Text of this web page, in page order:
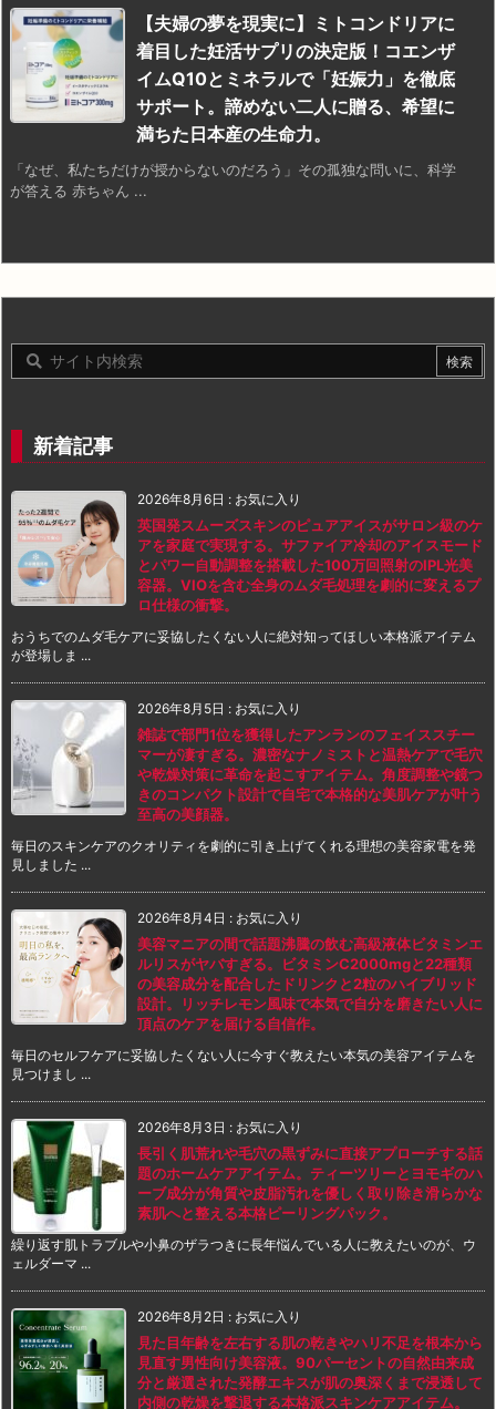
【夫婦の夢を現実に】ミトコンドリアに
着目した妊活サプリの決定版！コエンザ
イムQ10とミネラルで「妊娠力」を徹底
サポート。諦めない二人に贈る、希望に
満ちた日本産の生命力。
「なぜ、私たちだけが授からないのだろう」その孤独な問いに、科学
が答える 赤ちゃん ...
新着記事
2026年8月6日 : お気に入り
英国発スムーズスキンのピュアアイスがサロン級のケ
アを家庭で実現する。サファイア冷却のアイスモード
とパワー自動調整を搭載した100万回照射のIPL光美
容器。VIOを含む全身のムダ毛処理を劇的に変えるプ
ロ仕様の衝撃。
おうちでのムダ毛ケアに妥協したくない人に絶対知ってほしい本格派アイテム
が登場しま ...
2026年8月5日 : お気に入り
雑誌で部門1位を獲得したアンランのフェイススチー
マーが凄すぎる。濃密なナノミストと温熱ケアで毛穴
や乾燥対策に革命を起こすアイテム。角度調整や鏡つ
きのコンパクト設計で自宅で本格的な美肌ケアが叶う
至高の美顔器。
毎日のスキンケアのクオリティを劇的に引き上げてくれる理想の美容家電を発
見しました ...
2026年8月4日 : お気に入り
美容マニアの間で話題沸騰の飲む高級液体ビタミンエ
ルリスがヤバすぎる。ビタミンC2000mgと22種類
の美容成分を配合したドリンクと2粒のハイブリッド
設計。リッチレモン風味で本気で自分を磨きたい人に
頂点のケアを届ける自信作。
毎日のセルフケアに妥協したくない人に今すぐ教えたい本気の美容アイテムを
見つけまし ...
2026年8月3日 : お気に入り
長引く肌荒れや毛穴の黒ずみに直接アプローチする話
題のホームケアアイテム。ティーツリーとヨモギのハ
ーブ成分が角質や皮脂汚れを優しく取り除き滑らかな
素肌へと整える本格ピーリングパック。
繰り返す肌トラブルや小鼻のザラつきに長年悩んでいる人に教えたいのが、ウ
ェルダーマ ...
2026年8月2日 : お気に入り
見た目年齢を左右する肌の乾きやハリ不足を根本から
見直す男性向け美容液。90パーセントの自然由来成
分と厳選された発酵エキスが肌の奥深くまで浸透して
内側の乾燥を撃退する本格派スキンケアアイテム。